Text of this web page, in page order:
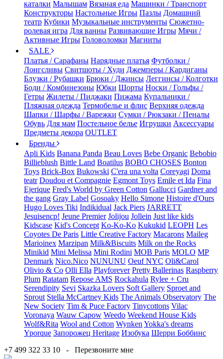
каталки Малышам Вязаная еда Машинки / Транспорт
Конструкторы Настольные Игры Пазлы Домашний
театр Кубики Музыкальные инструменты Сюжетно-
ролевая игра Для ванны Развивающие Игры Мячи /
Активные Игры Головоломки Магниты
SALE
Платья / Сарафаны Нарядные платья Футболки /
Лонгсливы Свитшоты / Худи Джемперы / Кардиганы
Блузки / Рубашки Брюки / Джинсы Леггинсы / Колготки
Боди / Комбинезоны Юбки Шорты Носки / Гольфы /
Гетры Жилеты / Пиджаки Пижама Купальники /
Пляжная одежда Термобелье и флис Верхняя одежда
Шапки / Шарфы / Варежки Сумки / Рюкзаки / Пеналы
Обувь Для мам Постельное белье Игрушки Аксессуары
Предметы декора OUTLET
Бренды
Apli Kids Banana Panda Beau Loves Bebe Organic Bebobio
Billieblush Bittle Land Boatilus BOBO CHOSES Bonton
Toys Brick-Box Bukowski C'era una volta Coreyagi Doma
teatr Doudou et Compagnie Egmont Toys Emile et Ida Fina
Ejerique Fred's World by Green Cotton Gallucci Gardner and
the gang Gray Label Gosoaky Hello Simone Histoire d'Ours
Hugo Loves Tiki Indikidual Jack Piers JARRETT
Jesuisencp! Jeune Premier Jolijou Jollein Just like kids
Kidscase Kid's Concept Ko-Ko-Ko Kukukid LEOPH Les
Coyotes De Paris Little Creative Factory Macarons Maileg
Marioinex Marzipan Milk&Biscuits Milk on the Rocks
Minikid Mini Melissa Mini Rodini MOB Paris MOLO MP
Denmark Nico.Nico NUNUNU Oeuf NYC Oli&Carol
Olivio & Co Olli Ella Playforever Pretty Ballerinas Raspberry
Plum Ratatam Repose AMS Rockahula Rylee + Cru
Serendipity Sevi Skazka Lovers Soft Gallery Sproet and
Sprout Stella McCartney Kids The Animals Observatory The
New Society Tim & Puce Factory Tinycottons Vilac
Voronaya Wauw Capow Weedo Weekend House Kids
Wolf&Rita Wool and Cotton Wynken Yokka's dreams
Yporque Запорожец Heritage Изобука Шерри Боббинс
+7 499 322 33 10 - Перезвоните мне